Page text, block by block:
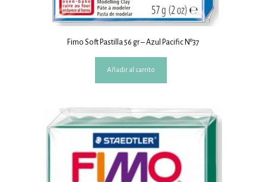
Fimo Soft Pastilla 56 gr – Azul Pacific Nº37
Añadir al carrito